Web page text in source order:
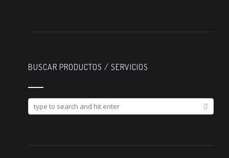
BUSCAR PRODUCTOS / SERVICIOS